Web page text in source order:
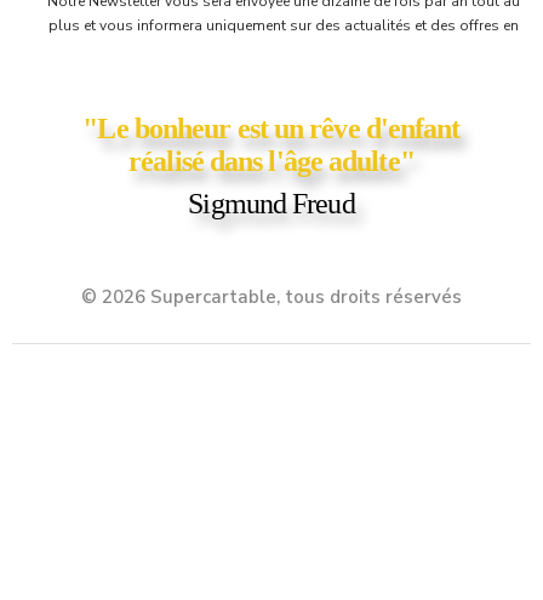
plus et vous informera uniquement sur des actualités et des offres en
"Le bonheur est un rêve d'enfant
réalisé dans l'âge adulte"
Sigmund Freud
© 2026 Supercartable, tous droits réservés